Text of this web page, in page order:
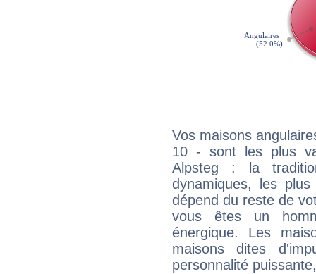
Vos maisons
10 - sont les plus
Alpsteg : la
dynamiques, les
dépend du reste de
vous êtes un
énergique. Les
maisons dites
personnalité